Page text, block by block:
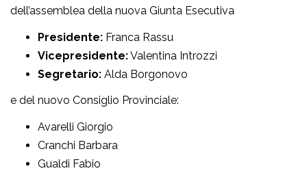
dell’assemblea della nuova Giunta Esecutiva
Presidente: Franca Rassu
Vicepresidente:Valentina Introzzi
Segretario: Alda Borgonovo
e del nuovo Consiglio Provinciale:
Avarelli Giorgio
Cranchi Barbara
Gualdi Fabio